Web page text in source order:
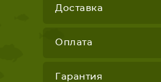
Доставка
Оплата
Гарантия